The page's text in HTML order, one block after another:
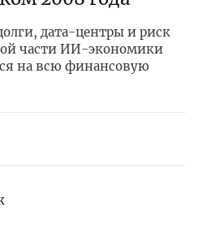
дата-центры и риск
части ИИ-экономики
на всю финансовую